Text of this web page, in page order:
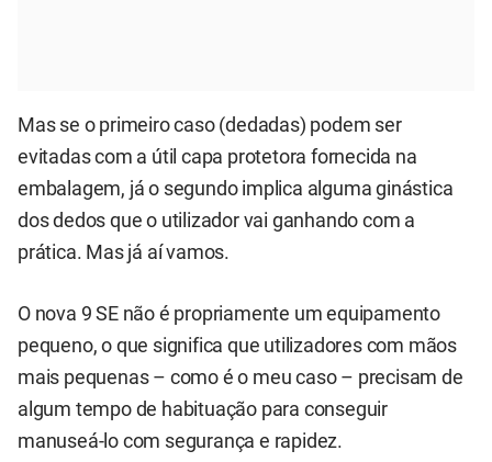
Mas se o primeiro caso (dedadas) podem ser
evitadas com a útil capa protetora fornecida na
embalagem, já o segundo implica alguma ginástica
dos dedos que o utilizador vai ganhando com a
prática. Mas já aí vamos.
O nova 9 SE não é propriamente um equipamento
pequeno, o que significa que utilizadores com mãos
mais pequenas – como é o meu caso – precisam de
algum tempo de habituação para conseguir
manuseá-lo com segurança e rapidez.